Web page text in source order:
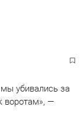
убивались за
воротам», —